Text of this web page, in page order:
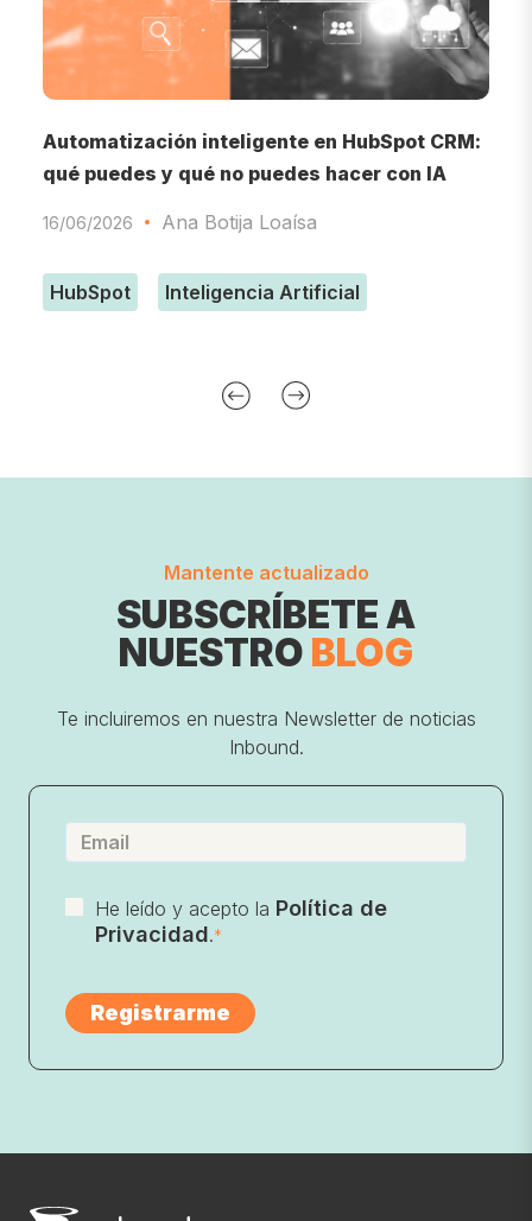
Automatización inteligente en HubSpot CRM:
qué puedes y qué no puedes hacer con IA
16/06/2026 Ana Botija Loaísa
HubSpot Inteligencia Artificial
Mantente actualizado
SUBSCRÍBETE A
NUESTRO BLOG
Te incluiremos en nuestra Newsletter de noticias
Inbound.
He leído y acepto la Política de
Privacidad.*